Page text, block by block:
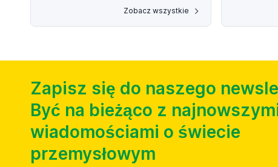
Zobacz wszystkie
Zapisz się do naszego
Być na bieżąco z
wiadomościami o świecie
przemysłowym